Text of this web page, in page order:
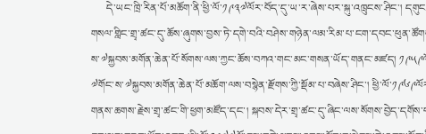
དེ་ཡང་ཁྲི་རིན་པོ་མཆོག་ནི་ཕྱི་ལོ་༡༩༣༧ལོར་བོད་དུ་ཡ་ར་ཞེས་པར་སྐུ་འཁྲུངས་ཤིང་།
ས་༧སྐྱབས་མགོན་ཆེན་པོ་སོགས་ལས་ཀྱང་ཆོས་བཀའ་གང་མང་གསན་ཡོད་གནང་མཛད།
༧གོང་ས་༧སྐྱབས་མགོན་ཆེན་པོ་མཆོག་ལས་བསྙེན་རྫོགས་ཀྱི་སྡོམ་པ་བཞེས་ཤིང་།
གནས་ཆགས་རྗེས་གྲྭ་ཚང་གི་ཕྱག་མཛོད་དང་།